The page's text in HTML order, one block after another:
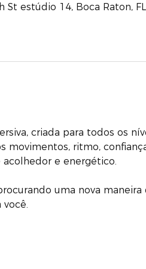
estúdio 14, Boca Raton, FL
criada para todos os
movimentos, ritmo,
e energético.
uma nova